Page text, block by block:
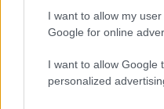
I want to allow my
Google for online
I want to allow Google
personalized